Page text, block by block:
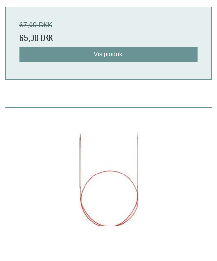
67,00 DKK
65,00 DKK
Vis produkt